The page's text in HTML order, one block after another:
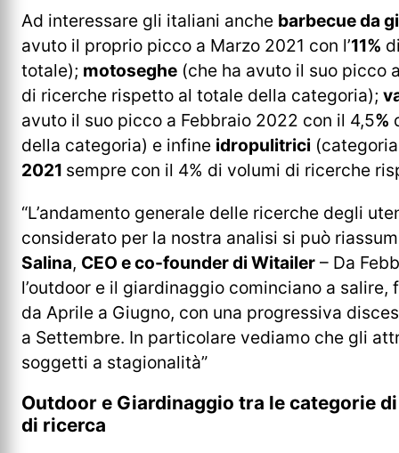
Ad interessare gli italiani anche barbecue da
avuto il proprio picco a Marzo 2021 con l’11%
totale); motoseghe (che ha avuto il suo picco
di ricerche rispetto al totale della categoria);
avuto il suo picco a Febbraio 2022 con il 4,5%
della categoria) e infine idropulitrici
2021 sempre con il 4% di volumi di ricerche
“L’andamento generale delle ricerche degli
considerato per la nostra analisi si può
Salina, CEO e co-founder di Witailer – Da
l’outdoor e il giardinaggio cominciano a
da Aprile a Giugno, con una progressiva
a Settembre. In particolare vediamo che gli
soggetti a stagionalità”
Outdoor e Giardinaggio tra le categorie
di ricerca